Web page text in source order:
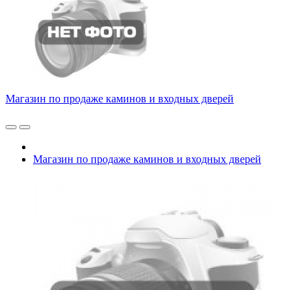
Магазин по продаже каминов и входных дверей
Магазин по продаже каминов и входных дверей